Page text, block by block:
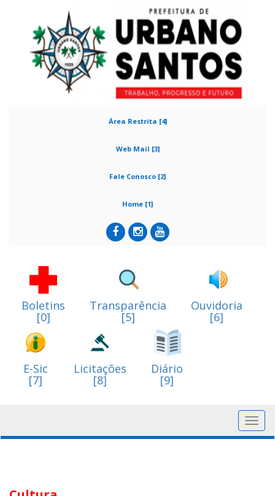
Área Restrita [4]
Web Mail [3]
Fale Conosco [2]
Home [1]
Boletins
[0]
Transparência
[5]
Ouvidoria
[6]
E-Sic
[7]
Licitações
[8]
Diário
[9]